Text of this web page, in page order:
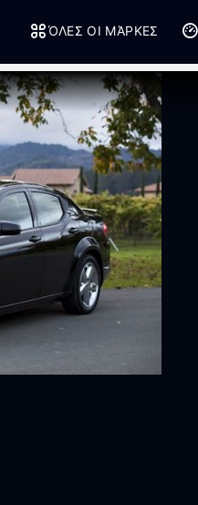
ΌΛΕΣ ΟΙ ΜΆΡΚΕΣ